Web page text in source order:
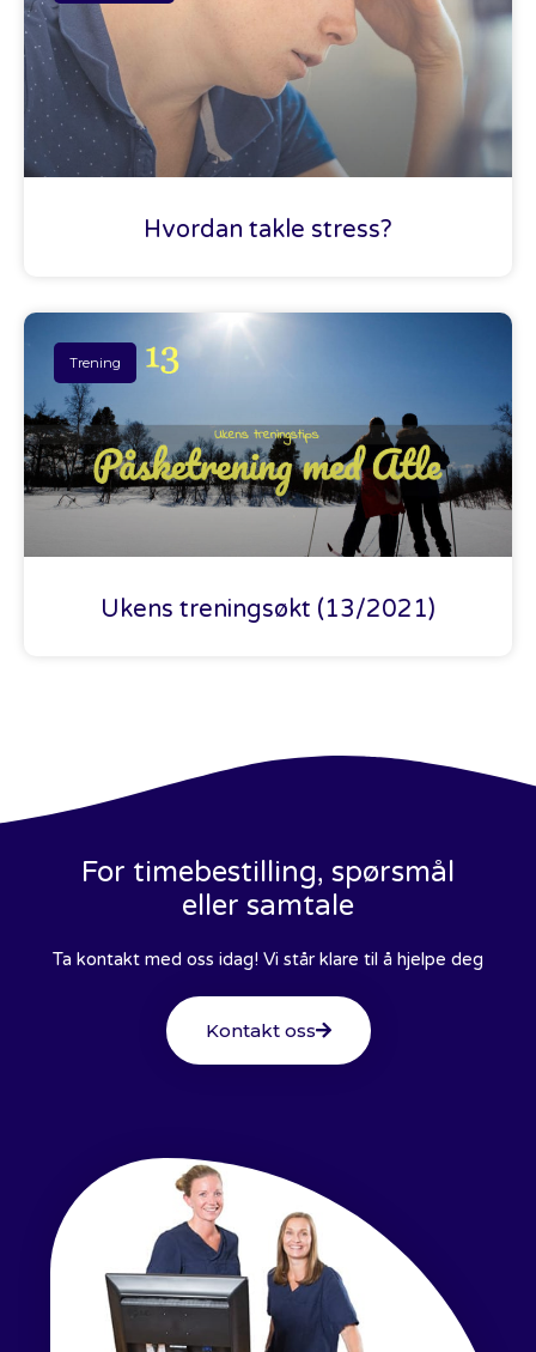
Hvordan takle stress?
Trening
Ukens treningsøkt (13/2021)
For timebestilling, spørsmål
eller samtale
Ta kontakt med oss idag! Vi står klare til å hjelpe deg
Kontakt oss